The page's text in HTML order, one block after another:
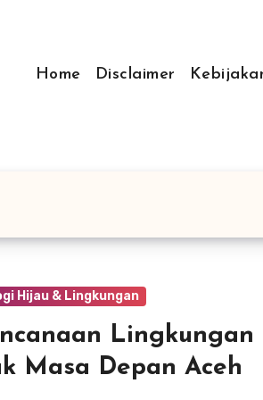
Home
Disclaimer
Hijau & Lingkungan
Lingkungan
Masa Depan Aceh